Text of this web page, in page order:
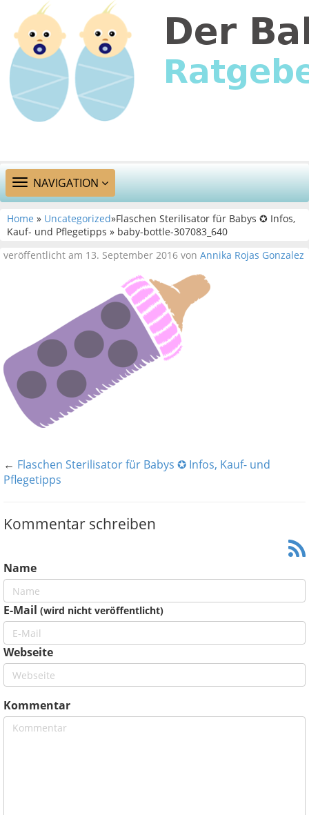
TOGGLE
NAVIGATION
NAVIGATION
Home » Uncategorized»Flaschen Sterilisator für Babys ✪ Infos,
Kauf- und Pflegetipps » baby-bottle-307083_640
veröffentlicht am 13. September 2016 von Annika Rojas Gonzalez
← Flaschen Sterilisator für Babys ✪ Infos, Kauf- und
Pflegetipps
Kommentar schreiben
Name
E-Mail (wird nicht veröffentlicht)
Webseite
Kommentar